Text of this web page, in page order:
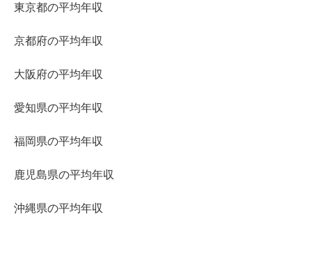
東京都の平均年収
京都府の平均年収
大阪府の平均年収
愛知県の平均年収
福岡県の平均年収
鹿児島県の平均年収
沖縄県の平均年収